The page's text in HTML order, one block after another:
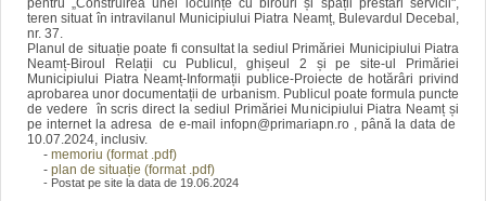
pentru „Construirea unei locuințe cu birouri și spații prestări servicii",
teren situat în intravilanul Municipiului Piatra Neamț, Bulevardul Decebal,
nr. 37.
Planul de situație poate fi consultat la sediul Primăriei Municipiului Piatra
Neamț-Biroul Relații cu Publicul, ghișeul 2 și pe site-ul Primăriei
Municipiului Piatra Neamț-Informații publice-Proiecte de hotărâri privind
aprobarea unor documentații de urbanism. Publicul poate formula puncte
de vedere în scris direct la sediul Primăriei Municipiului Piatra Neamț și
pe internet la adresa de e-mail infopn@primariapn.ro , până la data de
10.07.2024, inclusiv.
- memoriu (format .pdf)
- plan de situație (format .pdf)
- Postat pe site la data de 19.06.2024